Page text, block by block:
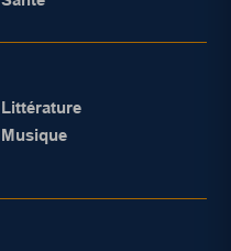
Littérature
Musique